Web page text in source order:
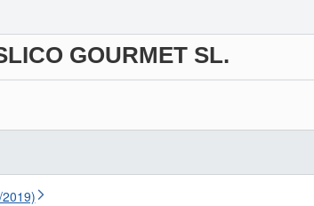
GOURMET SL.